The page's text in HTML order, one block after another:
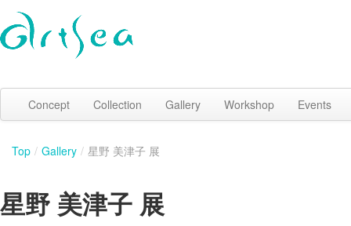
Concept Collection Gallery Workshop Events
Top / Gallery / 星野 美津子 展
星野 美津子 展